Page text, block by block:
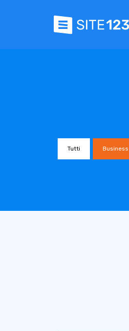
Tutti Business